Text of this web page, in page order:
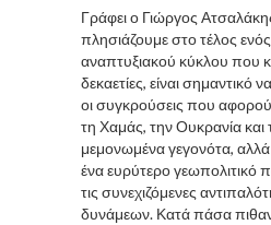
Γράφει ο Γιώργος
πλησιάζουμε στο τέλος
αναπτυξιακού κύκλου που
δεκαετίες, είναι σημαντικό
οι συγκρούσεις που
τη Χαμάς, την Ουκρανία και
μεμονωμένα γεγονότα,
ένα ευρύτερο γεωπολιτικό
τις συνεχιζόμενες
δυνάμεων. Κατά πάσα